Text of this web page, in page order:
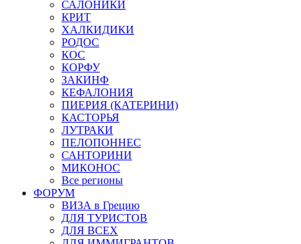
САЛОНИКИ
КРИТ
ХАЛКИДИКИ
РОДОС
КОС
КОРФУ
ЗАКИНФ
КЕФАЛОНИЯ
ПИЕРИЯ (КАТЕРИНИ)
КАСТОРЬЯ
ЛУТРАКИ
ПЕЛОПОННЕС
САНТОРИНИ
МИКОНОС
Все регионы
ФОРУМ
ВИЗА в Грецию
ДЛЯ ТУРИСТОВ
ДЛЯ ВСЕХ